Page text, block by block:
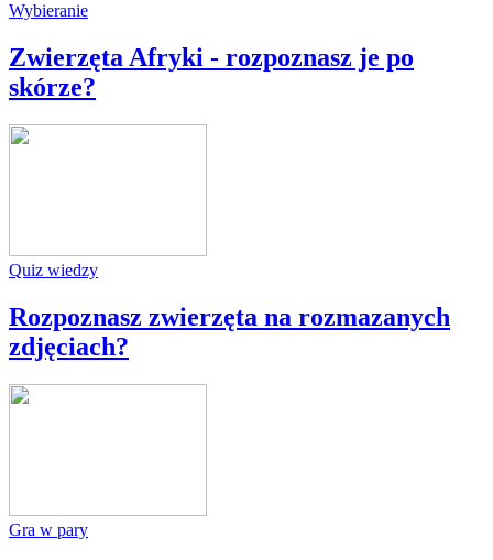
Wybieranie
Zwierzęta Afryki - rozpoznasz je po
skórze?
Quiz wiedzy
Rozpoznasz zwierzęta na rozmazanych
zdjęciach?
Gra w pary